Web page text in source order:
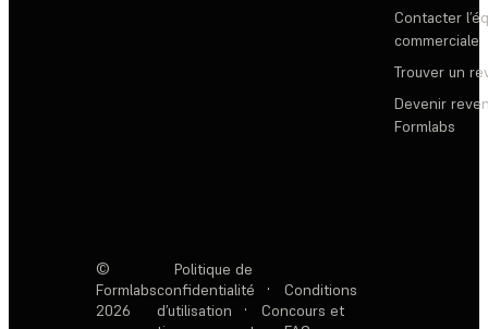
Contacter
commerciale
Trouver un
Devenir
Formlabs
©
Formlabs
2026
Politique de
confidentialité
·
Conditions
d’utilisation
·
Concours et